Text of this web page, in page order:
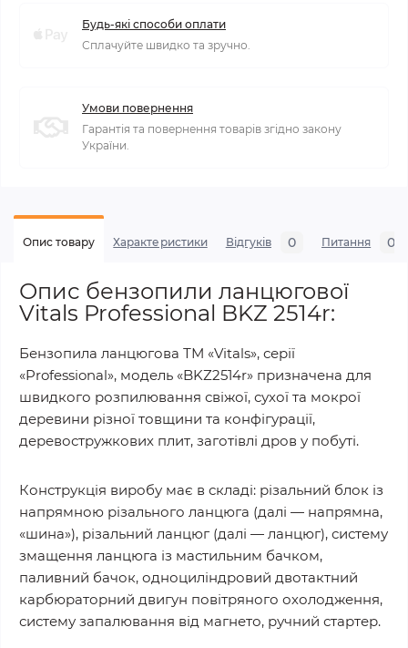
Будь-які способи оплати
Сплачуйте швидко та зручно.
Умови повернення
Гарантія та повернення товарів згідно закону
України.
Опис товару Характеристики Відгуків 0 Питання 0
Опис бензопили ланцюгової
Vitals Professional BKZ 2514r:
Бензопила ланцюгова ТМ «Vitals», серії
«Professional», модель «BKZ2514r» призначена для
швидкого розпилювання свіжої, сухої та мокрої
деревини різної товщини та конфігурації,
деревостружкових плит, заготівлі дров у побуті.
Конструкція виробу має в складі: різальний блок із
напрямною різального ланцюга (далі — напрямна,
«шина»), різальний ланцюг (далі — ланцюг), систему
змащення ланцюга із мастильним бачком,
паливний бачок, одноциліндровий двотактний
карбюраторний двигун повітряного охолодження,
систему запалювання від магнето, ручний стартер.